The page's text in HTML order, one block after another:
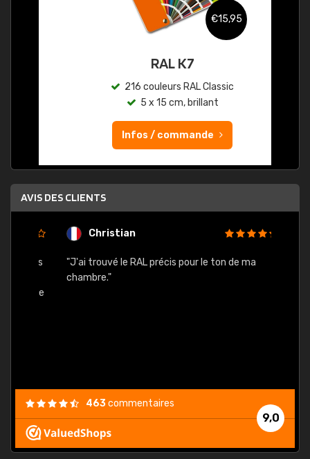
€15,95
RAL K7
216 couleurs RAL Classic
5 x 15 cm, brillant
Infos / commande
AVIS DES CLIENTS
Christian
"J'ai trouvé le RAL précis pour le ton de ma
chambre."
9,0
463commentaires